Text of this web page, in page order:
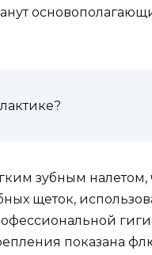
зубным налетом,
щеток,
показана